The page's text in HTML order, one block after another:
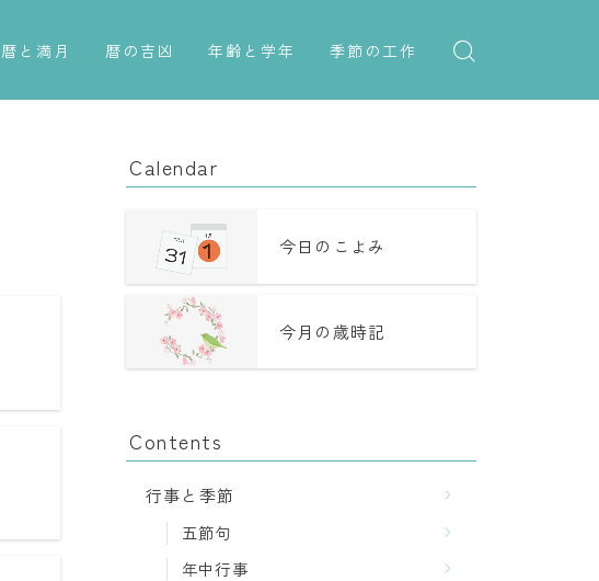
暦と満月
今日のこよみ
暦の吉凶
吉日・縁起の良い日
二十八宿
二十七宿
誕生シンボル
年齢と学年
年齢・干支
厄年
長寿のお祝い
季節の工作
紋切り遊び
Calendar
今日のこよみ
今月の歳時記
Contents
行事と季節
五節句
年中行事